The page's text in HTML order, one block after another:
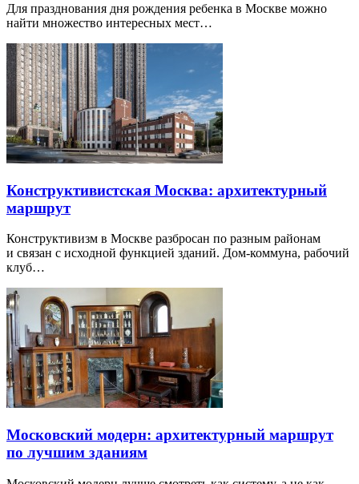
Для празднования дня рождения ребенка в Москве можно
найти множество интересных мест…
Конструктивистская Москва: архитектурный
маршрут
Конструктивизм в Москве разбросан по разным районам
и связан с исходной функцией зданий. Дом-коммуна, рабочий
клуб…
Московский модерн: архитектурный маршрут
по лучшим зданиям